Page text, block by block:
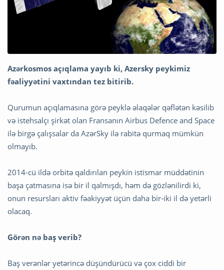
Azərkosmos açıqlama yayıb ki, Azersky peykimiz
fəaliyyətini vaxtından tez bitirib.
Qurumun açıqlamasına görə peyklə əlaqələr qəflətən kəsilib
və istehsalçı şirkət olan Fransanın Airbus Defence and Space
ilə birgə çalışsalar da AzərSky ilə rabitə qurmaq mümkün
olmayıb.
2014-cü ildə orbitə qaldırılan peykin istismar müddətinin
başa çatmasına isə bir il qalmışdı, həm də gözlənilirdi ki,
onun resursları aktiv fəakiyyət üçün daha bir-iki il də yetərli
olacaq.
Görən nə baş verib?
Baş verənlər yetərincə düşündürücü və çox ciddi bir